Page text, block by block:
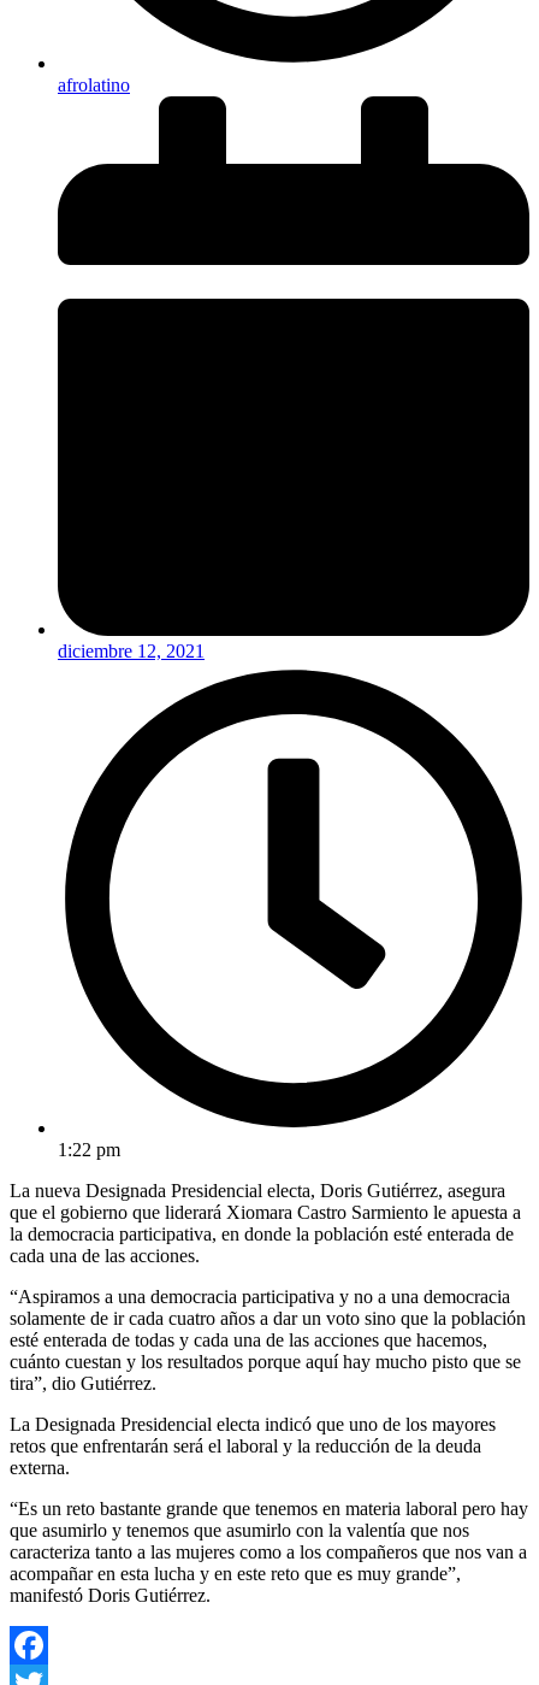
afrolatino
diciembre 12, 2021
1:22 pm
La nueva Designada Presidencial electa, Doris Gutiérrez, asegura
que el gobierno que liderará Xiomara Castro Sarmiento le apuesta a
la democracia participativa, en donde la población esté enterada de
cada una de las acciones.
“Aspiramos a una democracia participativa y no a una democracia
solamente de ir cada cuatro años a dar un voto sino que la población
esté enterada de todas y cada una de las acciones que hacemos,
cuánto cuestan y los resultados porque aquí hay mucho pisto que se
tira”, dio Gutiérrez.
La Designada Presidencial electa indicó que uno de los mayores
retos que enfrentarán será el laboral y la reducción de la deuda
externa.
“Es un reto bastante grande que tenemos en materia laboral pero hay
que asumirlo y tenemos que asumirlo con la valentía que nos
caracteriza tanto a las mujeres como a los compañeros que nos van a
acompañar en esta lucha y en este reto que es muy grande”,
manifestó Doris Gutiérrez.